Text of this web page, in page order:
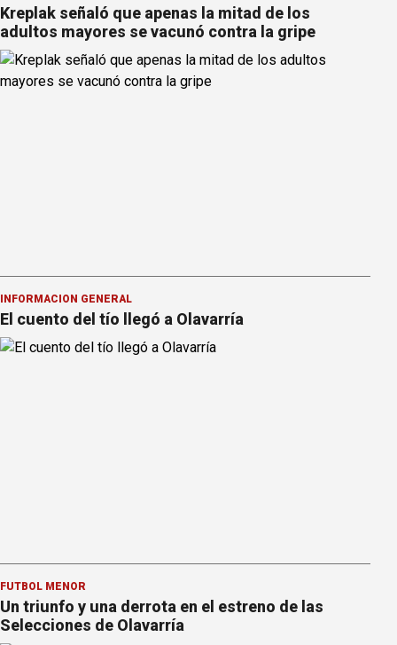
Kreplak señaló que apenas la mitad de los
adultos mayores se vacunó contra la gripe
INFORMACION GENERAL
El cuento del tío llegó a Olavarría
FÚTBOL MENOR
Un triunfo y una derrota en el estreno de las
Selecciones de Olavarría